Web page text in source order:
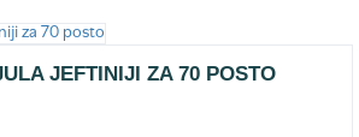
JEFTINIJI ZA 70 POSTO